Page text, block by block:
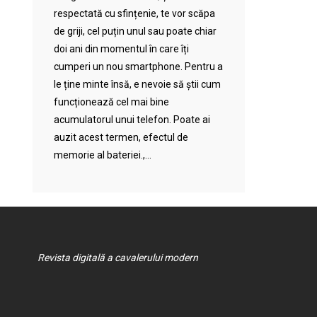
respectată cu sfințenie, te vor scăpa
de griji, cel puțin unul sau poate chiar
doi ani din momentul în care îți
cumperi un nou smartphone. Pentru a
le ține minte însă, e nevoie să știi cum
funcționează cel mai bine
acumulatorul unui telefon. Poate ai
auzit acest termen, efectul de
memorie al bateriei.,...
Revista digitală a cavalerului modern